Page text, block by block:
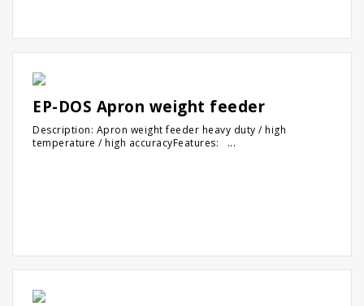
EP-DOS Apron weight feeder
Description: Apron weight feeder heavy duty / high
temperature / high accuracyFeatures: ...